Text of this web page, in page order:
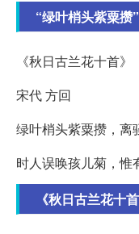
“绿叶梢头紫粟攒
《秋日古兰花十首》
宋代 方回
绿叶梢头紫粟攒，离
时人误唤孩儿菊，惟
《秋日古兰花十